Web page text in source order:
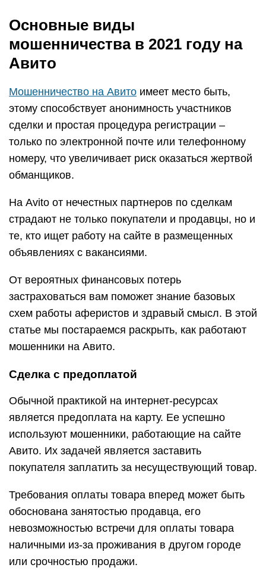
Основные виды
мошенничества в 2021 году на
Авито
Мошенничество на Авито имеет место быть,
этому способствует анонимность участников
сделки и простая процедура регистрации –
только по электронной почте или телефонному
номеру, что увеличивает риск оказаться жертвой
обманщиков.
На Avito от нечестных партнеров по сделкам
страдают не только покупатели и продавцы, но и
те, кто ищет работу на сайте в размещенных
объявлениях с вакансиями.
От вероятных финансовых потерь
застраховаться вам поможет знание базовых
схем работы аферистов и здравый смысл. В этой
статье мы постараемся раскрыть, как работают
мошенники на Авито.
Сделка с предоплатой
Обычной практикой на интернет-ресурсах
является предоплата на карту. Ее успешно
используют мошенники, работающие на сайте
Авито. Их задачей является заставить
покупателя заплатить за несуществующий товар.
Требования оплаты товара вперед может быть
обоснована занятостью продавца, его
невозможностью встречи для оплаты товара
наличными из-за проживания в другом городе
или срочностью продажи.